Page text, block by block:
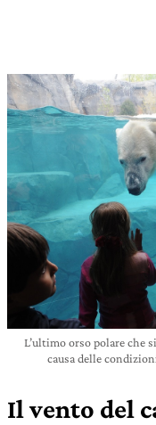
L’ultimo orso polare che
causa delle
Il vento del